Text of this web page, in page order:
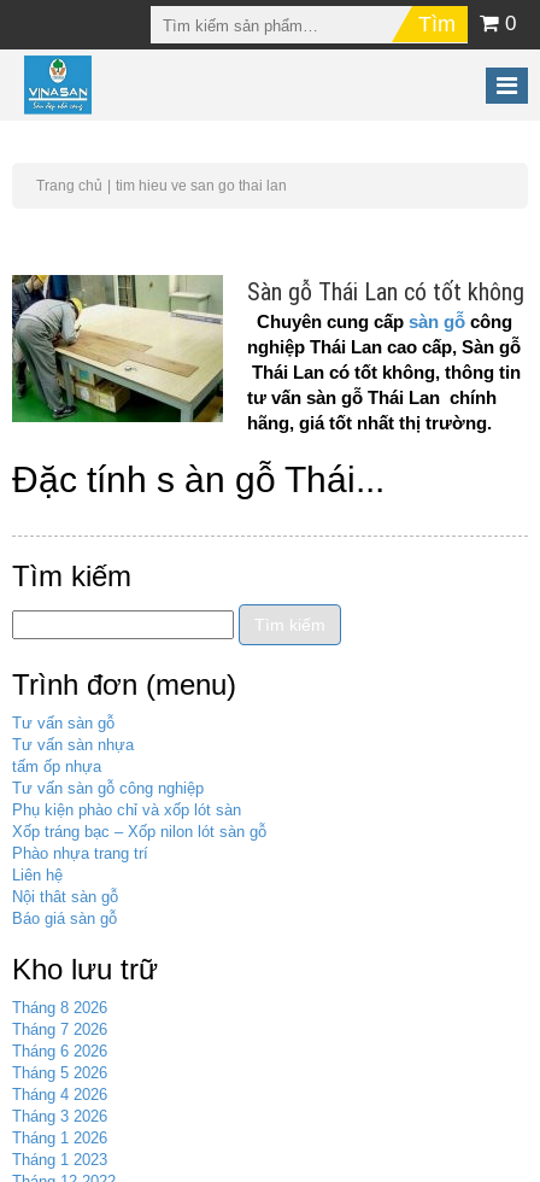
0
Trang chủ tim hieu ve san go thai lan
Sàn gỗ Thái Lan có tốt không
Chuyên cung cấp sàn gỗ công
nghiệp Thái Lan cao cấp, Sàn gỗ
Thái Lan có tốt không, thông tin
tư vấn sàn gỗ Thái Lan chính
hãng, giá tốt nhất thị trường.
Đặc tính s àn gỗ Thái...
Tìm kiếm
Trình đơn (menu)
Tư vấn sàn gỗ
Tư vấn sàn nhựa
tấm ốp nhựa
Tư vấn sàn gỗ công nghiệp
Phụ kiện phào chỉ và xốp lót sàn
Xốp tráng bạc – Xốp nilon lót sàn gỗ
Phào nhựa trang trí
Liên hệ
Nội thât sàn gỗ
Báo giá sàn gỗ
Kho lưu trữ
Tháng 8 2026
Tháng 7 2026
Tháng 6 2026
Tháng 5 2026
Tháng 4 2026
Tháng 3 2026
Tháng 1 2026
Tháng 1 2023